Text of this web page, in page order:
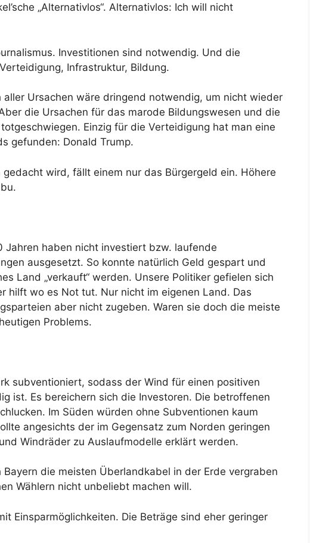
„Alternativlos“. Alternativlos: Ich will nicht
Investitionen sind notwendig. Und die
Infrastruktur, Bildung.
Ursachen wäre dringend notwendig, um nicht wieder
die Ursachen für das marode Bildungswesen und die
Einzig für die Verteidigung hat man eine
gefunden: Donald Trump.
wird, fällt einem nur das Bürgergeld ein. Höhere
Jahren haben nicht investiert bzw. laufende
ausgesetzt. So konnte natürlich Geld gespart und
Land „verkauft“ werden. Unsere Politiker gefielen sich
hilft wo es Not tut. Nur nicht im eigenen Land. Das
aber nicht zugeben. Waren sie doch die meiste
Problems.
subventioniert, sodass der Wind für einen positiven
ist. Es bereichern sich die Investoren. Die betroffenen
Im Süden würden ohne Subventionen kaum
angesichts der im Gegensatz zum Norden geringen
Windräder zu Auslaufmodelle erklärt werden.
die meisten Überlandkabel in der Erde vergraben
Wählern nicht unbeliebt machen will.
Einsparmöglichkeiten. Die Beträge sind eher geringer